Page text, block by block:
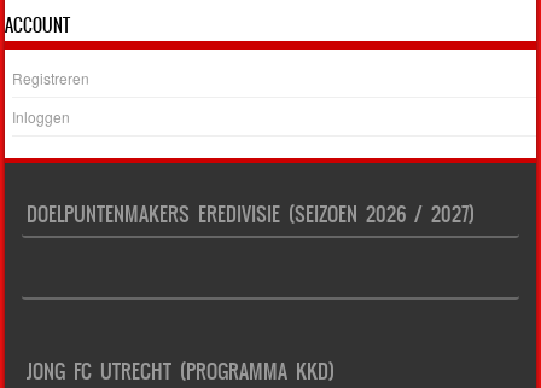
ACCOUNT
Registreren
Inloggen
DOELPUNTENMAKERS EREDIVISIE (SEIZOEN 2026 / 2027)
JONG FC UTRECHT (PROGRAMMA KKD)